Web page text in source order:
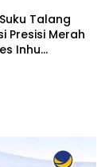
Talang
Presisi Merah
Inhu
Hingga